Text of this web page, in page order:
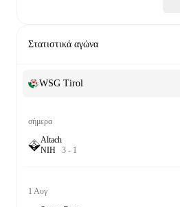
Στατιστικά αγώνα
WSG Tirol
σήμερα
Altach
ΝΙΗ 3 - 1
1 Αυγ